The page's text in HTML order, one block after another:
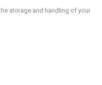
storage and handling of your